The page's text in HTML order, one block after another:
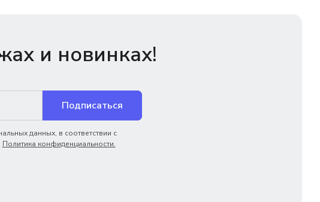
и новинках!
Подписаться
данных, в соответствии с
Политика конфиденциальности.